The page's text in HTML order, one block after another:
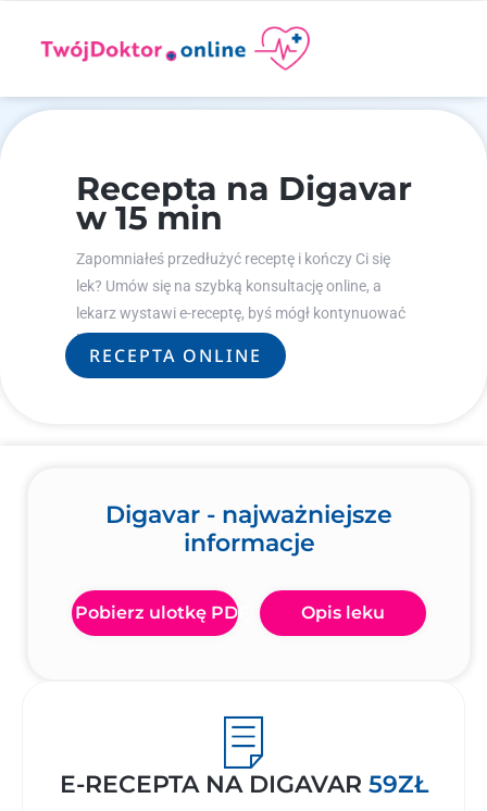
Recepta na Digavar
w 15 min
Zapomniałeś przedłużyć receptę i kończy Ci się
lek? Umów się na szybką konsultację online, a
lekarz wystawi e-receptę, byś mógł kontynuować
leczenie.
RECEPTA ONLINE
Digavar - najważniejsze
informacje
Pobierz ulotkę PDF Opis leku
E-RECEPTA NA DIGAVAR 59ZŁ